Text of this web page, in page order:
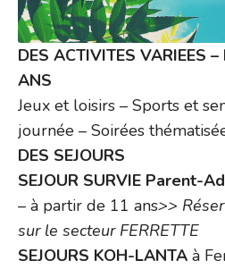
DES ACTIVITES VARIEES
ANS
Jeux et loisirs – Sports et
journée – Soirées
DES SEJOURS
SEJOUR SURVIE Parent-
– à partir de 11 ans>>
sur le secteur FERRETTE
SEJOURS KOH-LANTA à